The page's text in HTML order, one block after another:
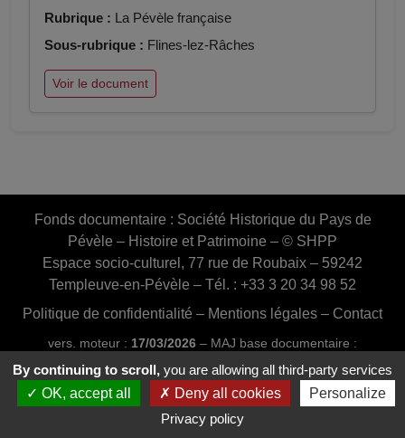
Rubrique : La Pévèle française
Sous-rubrique : Flines-lez-Râches
Voir le document
Fonds documentaire : Société Historique du Pays de
Pévèle – Histoire et Patrimoine – © SHPP
Espace socio-culturel, 77 rue de Roubaix – 59242
Templeuve-en-Pévèle – Tél. : +33 3 20 34 98 52
Politique de confidentialité – Mentions légales – Contact
vers. moteur : 17/03/2026 – MAJ base documentaire :
03/07/2026 16:46:24
Conception et réalisation :Web20MIP.fr
By continuing to scroll, you are allowing all third-party services
OK, accept all
Deny all cookies
Personalize
Privacy policy